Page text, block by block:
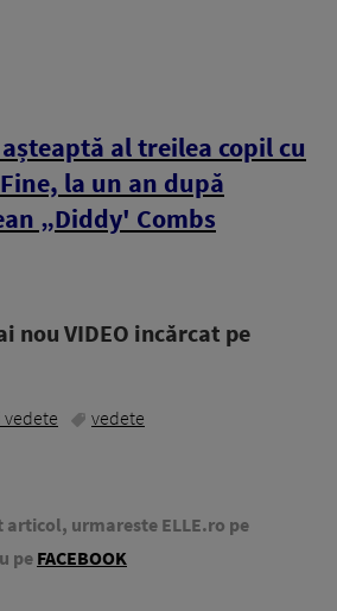
al treilea copil cu
la un an după
„Diddy' Combs
nou VIDEO incărcat pe
vedete vedete
articol, urmareste ELLE.ro pe
pe FACEBOOK